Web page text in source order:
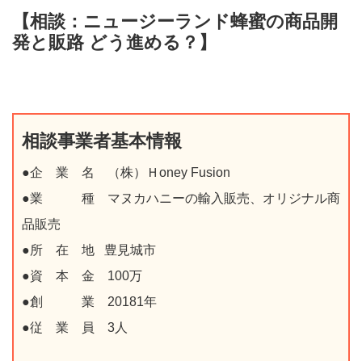
【相談：ニュージーランド蜂蜜の商品開
発と販路 どう進める？】
相談事業者基本情報
●企 業 名 （株）Ｈ oney Fusion
●業 種 マヌカハニーの輸入販売、オリジナル商
品販売
●所 在 地 豊見城市
●資 本 金 100万
●創 業 20181年
●従 業 員 3人